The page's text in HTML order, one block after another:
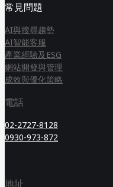
電話
02-2727-8128
0930-973-872
地址
常見問題
AI與搜尋趨勢
AI智能客服
產業經驗及ESG
網站開發與管理
成效與優化策略